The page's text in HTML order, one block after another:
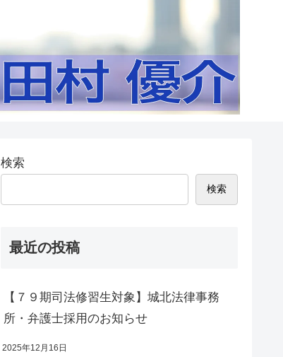
検索
検索
最近の投稿
【７９期司法修習生対象】城北法律事務
所・弁護士採用のお知らせ
2025年12月16日